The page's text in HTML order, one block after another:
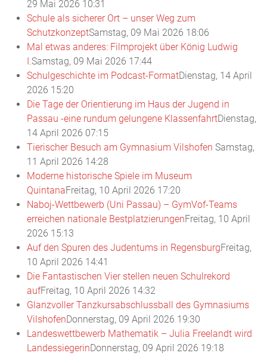
29 Mai 2026 10:31
Schule als sicherer Ort – unser Weg zum
SchutzkonzeptSamstag, 09 Mai 2026 18:06
Mal etwas anderes: Filmprojekt über König Ludwig
I.Samstag, 09 Mai 2026 17:44
Schulgeschichte im Podcast-FormatDienstag, 14 April
2026 15:20
Die Tage der Orientierung im Haus der Jugend in
Passau -eine rundum gelungene KlassenfahrtDienstag,
14 April 2026 07:15
Tierischer Besuch am Gymnasium Vilshofen Samstag,
11 April 2026 14:28
Moderne historische Spiele im Museum
QuintanaFreitag, 10 April 2026 17:20
Naboj-Wettbewerb (Uni Passau) – GymVof-Teams
erreichen nationale BestplatzierungenFreitag, 10 April
2026 15:13
Auf den Spuren des Judentums in RegensburgFreitag,
10 April 2026 14:41
Die Fantastischen Vier stellen neuen Schulrekord
aufFreitag, 10 April 2026 14:32
Glanzvoller Tanzkursabschlussball des Gymnasiums
VilshofenDonnerstag, 09 April 2026 19:30
Landeswettbewerb Mathematik – Julia Freelandt wird
LandessiegerinDonnerstag, 09 April 2026 19:18